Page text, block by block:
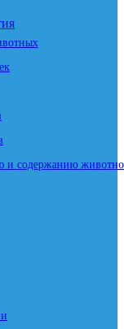
и содержанию